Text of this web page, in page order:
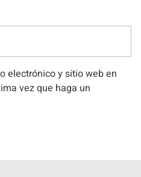
electrónico y sitio web en
vez que haga un